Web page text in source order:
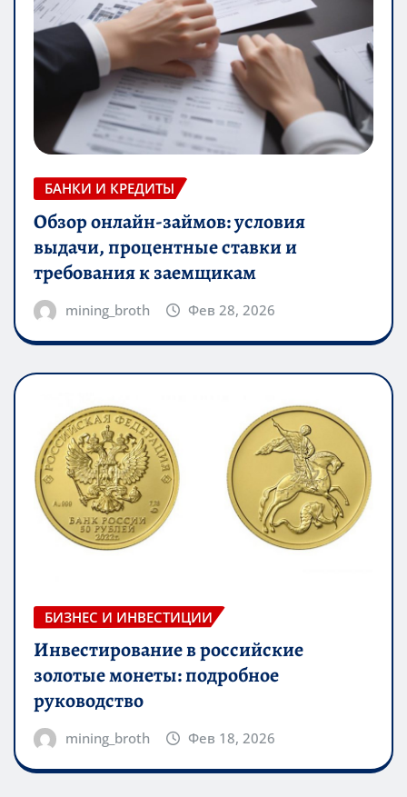
БАНКИ И КРЕДИТЫ
Обзор онлайн-займов: условия
выдачи, процентные ставки и
требования к заемщикам
mining_broth Фев 28, 2026
БИЗНЕС И ИНВЕСТИЦИИ
Инвестирование в российские
золотые монеты: подробное
руководство
mining_broth Фев 18, 2026